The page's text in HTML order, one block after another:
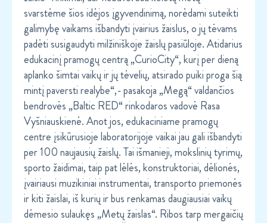
svarstėme šios idėjos įgyvendinimą, norėdami suteikti
galimybę vaikams išbandyti įvairius žaislus, o jų tėvams
padėti susigaudyti milžiniškoje žaislų pasiūloje. Atidarius
edukacinį pramogų centrą „CurioCity“, kurį per dieną
aplanko šimtai vaikų ir jų tėvelių, atsirado puiki proga šią
mintį paversti realybe“,- pasakoja „Megą“ valdančios
bendrovės „Baltic RED“ rinkodaros vadovė Rasa
Vyšniauskienė. Anot jos, edukaciniame pramogų
centre įsikūrusioje laboratorijoje vaikai jau gali išbandyti
per 100 naujausių žaislų. Tai išmanieji, mokslinių tyrimų,
sporto žaidimai, taip pat lėlės, konstruktoriai, dėlionės,
įvairiausi muzikiniai instrumentai, transporto priemonės
ir kiti žaislai, iš kurių ir bus renkamas daugiausiai vaikų
dėmesio sulaukęs „Metų žaislas“. Ribos tarp mergaičių